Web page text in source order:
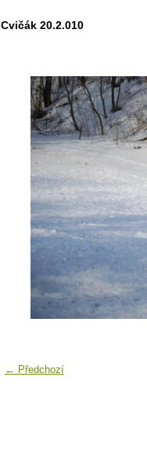
Cvičák 20.2.010
← Předchozí